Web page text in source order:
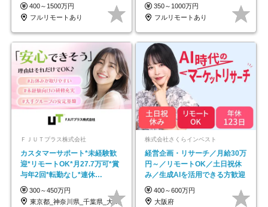
400～1500万円
フルリモートあり
350～1000万円
フルリモートあり
ＦＪＵＴプラス株式会社
カスタマーサポート*未経験歓
迎*リモートOK*月27.7万可*賞
与年2回*転勤なし*連休
OK/ZE010232
300～450万円
東京都_神奈川県_千葉県_大阪府_愛知県…
株式会社さくらインベスト
経営企画・リサーチ／月給30万
円～／リモートOK／土日祝休
み／生成AIを活用できる方歓迎
400～600万円
大阪府